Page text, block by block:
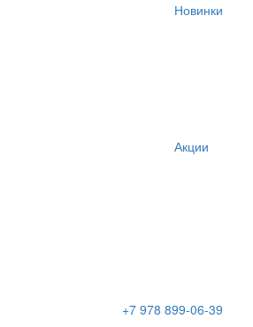
Новинки
Акции
+7 978 899-06-39